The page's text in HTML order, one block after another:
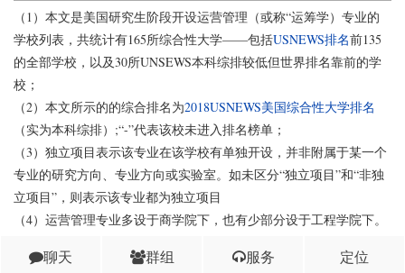
（1）本文是美国研究生阶段开设运营管理（或称“运筹学）专业的
学校列表，共统计有165所综合性大学——包括USNEWS排名前135
的全部学校，以及30所UNSEWS本科综排较低但世界排名靠前的学
校；
（2）本文所示的的综合排名为2018USNEWS美国综合性大学排名
（实为本科综排）;“-”代表该校未进入排名榜单；
（3）独立项目表示该专业在该学校有单独开设，并非附属于某一个
专业的研究方向、专业方向或实验室。如未区分“独立项目”和“非独
立项目”，则表示该专业都为独立项目
（4）运营管理专业多设于商学院下，也有少部分设于工程学院下。
聊天 群组 服务 定位